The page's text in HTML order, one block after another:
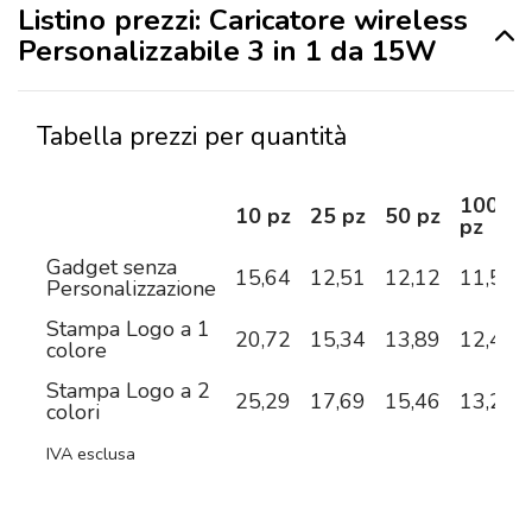
Listino prezzi: Caricatore wireless
Personalizzabile 3 in 1 da 15W
Tabella prezzi per quantità
10 pz 25 pz 50 pz 100
pz
Gadget senza
Personalizzazione 15,64 12,51 12,12
11,50
Stampa Logo a 1
colore 20,72 15,34 13,89
12,49
Stampa Logo a 2
colori 25,29 17,69 15,46 13,27
IVA esclusa